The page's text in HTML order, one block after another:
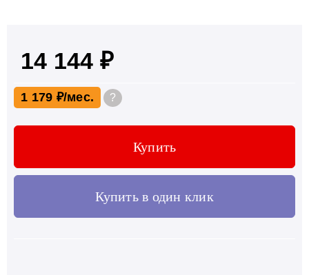
14 144 ₽
1 179 ₽ ?
Купить
Купить в один клик